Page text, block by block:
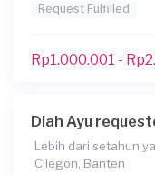
Request Fulfilled
Rp1.000.001 -
Diah Ayu
Lebih dari setahun
Cilegon, Banten